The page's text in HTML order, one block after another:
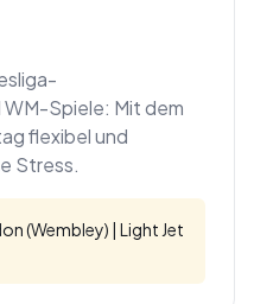
Spiele: Mit dem
flexibel und
Stress.
(Wembley) | Light Jet